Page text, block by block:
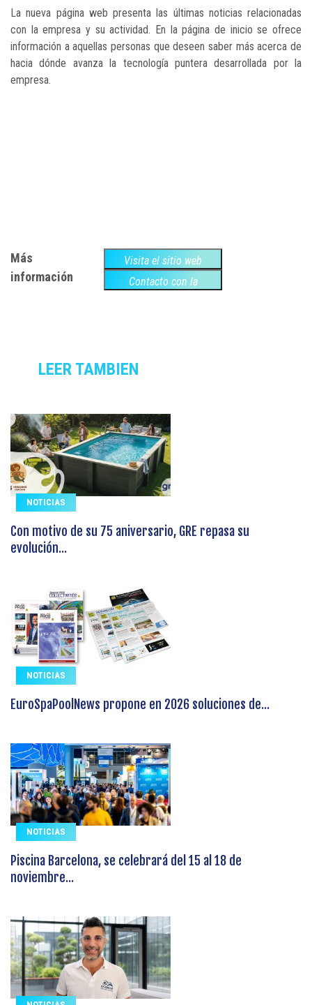
La nueva página web presenta las últimas noticias relacionadas
con la empresa y su actividad. En la página de inicio se ofrece
información a aquellas personas que deseen saber más acerca de
hacia dónde avanza la tecnología puntera desarrollada por la
empresa.
Más
información
Visita el sitio web
Contacto con la
LEER TAMBIEN
NOTICIAS
Con motivo de su 75 aniversario, GRE repasa su
evolución...
NOTICIAS
EuroSpaPoolNews propone en 2026 soluciones de...
NOTICIAS
Piscina Barcelona, se celebrará del 15 al 18 de
noviembre...